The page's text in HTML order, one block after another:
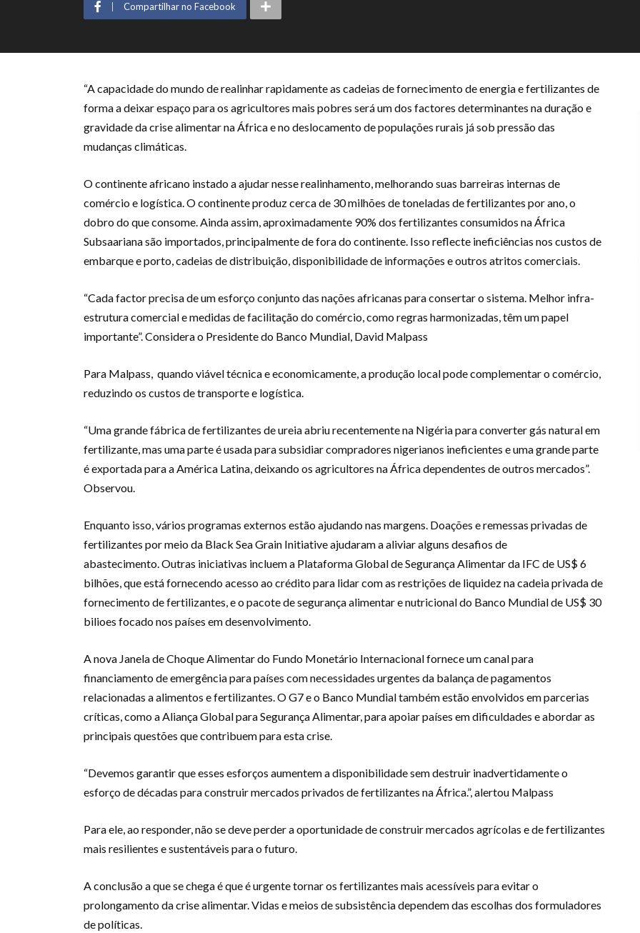
Compartilhar no Facebook
“A capacidade do mundo de realinhar rapidamente as cadeias de fornecimento de energia e fertilizantes de
forma a deixar espaço para os agricultores mais pobres será um dos factores determinantes na duração e
gravidade da crise alimentar na África e no deslocamento de populações rurais já sob pressão das
mudanças climáticas.
O continente africano instado a ajudar nesse realinhamento, melhorando suas barreiras internas de
comércio e logística. O continente produz cerca de 30 milhões de toneladas de fertilizantes por ano, o
dobro do que consome. Ainda assim, aproximadamente 90% dos fertilizantes consumidos na África
Subsaariana são importados, principalmente de fora do continente. Isso reflecte ineficiências nos custos de
embarque e porto, cadeias de distribuição, disponibilidade de informações e outros atritos comerciais.
“Cada factor precisa de um esforço conjunto das nações africanas para consertar o sistema. Melhor infra-
estrutura comercial e medidas de facilitação do comércio, como regras harmonizadas, têm um papel
importante”. Considera o Presidente do Banco Mundial, David Malpass
Para Malpass, quando viável técnica e economicamente, a produção local pode complementar o comércio,
reduzindo os custos de transporte e logística.
“Uma grande fábrica de fertilizantes de ureia abriu recentemente na Nigéria para converter gás natural em
fertilizante, mas uma parte é usada para subsidiar compradores nigerianos ineficientes e uma grande parte
é exportada para a América Latina, deixando os agricultores na África dependentes de outros mercados”.
Observou.
Enquanto isso, vários programas externos estão ajudando nas margens. Doações e remessas privadas de
fertilizantes por meio da Black Sea Grain Initiative ajudaram a aliviar alguns desafios de
abastecimento. Outras iniciativas incluem a Plataforma Global de Segurança Alimentar da IFC de US$ 6
bilhões, que está fornecendo acesso ao crédito para lidar com as restrições de liquidez na cadeia privada de
fornecimento de fertilizantes, e o pacote de segurança alimentar e nutricional do Banco Mundial de US$ 30
bilioes focado nos países em desenvolvimento.
A nova Janela de Choque Alimentar do Fundo Monetário Internacional fornece um canal para
financiamento de emergência para países com necessidades urgentes da balança de pagamentos
relacionadas a alimentos e fertilizantes. O G7 e o Banco Mundial também estão envolvidos em parcerias
críticas, como a Aliança Global para Segurança Alimentar, para apoiar países em dificuldades e abordar as
principais questões que contribuem para esta crise.
“Devemos garantir que esses esforços aumentem a disponibilidade sem destruir inadvertidamente o
esforço de décadas para construir mercados privados de fertilizantes na África.”, alertou Malpass
Para ele, ao responder, não se deve perder a oportunidade de construir mercados agrícolas e de fertilizantes
mais resilientes e sustentáveis ​​para o futuro.
A conclusão a que se chega é que é urgente tornar os fertilizantes mais acessíveis para evitar o
prolongamento da crise alimentar. Vidas e meios de subsistência dependem das escolhas dos formuladores
de políticas.